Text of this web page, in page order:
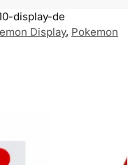
display-de
Display, Pokemon